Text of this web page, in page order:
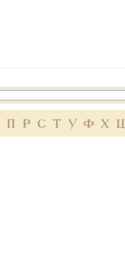
П Р С Т У Ф Х Ц